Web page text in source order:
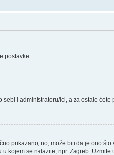
postavke.
sebi i administratoru/ici, a za ostale ćete
prikazano, no, može biti da je ono što
kojem se nalazite, npr. Zagreb.